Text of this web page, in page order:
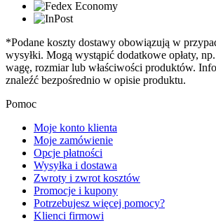
*Podane koszty dostawy obowiązują w
wysyłki. Mogą wystąpić dodatkowe opłaty,
wagę, rozmiar lub właściwości produktów.
znaleźć bezpośrednio w opisie produktu.
Pomoc
Moje konto klienta
Moje zamówienie
Opcje płatności
Wysyłka i dostawa
Zwroty i zwrot kosztów
Promocje i kupony
Potrzebujesz więcej pomocy?
Klienci firmowi